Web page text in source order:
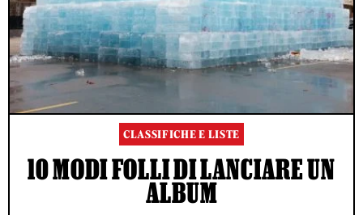
CLASSIFICHE E LISTE
10 MODI FOLLI DI LANCIARE UN
ALBUM